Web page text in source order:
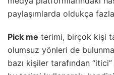
paylaşımlarda oldukça
Pick me terimi, birçok kişi
olumsuz yönleri de
bazı kişiler tarafından